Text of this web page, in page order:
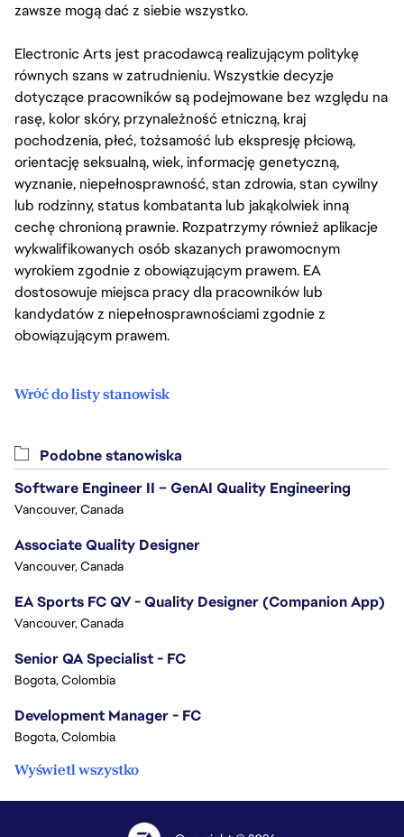
zawsze mogą dać z siebie wszystko.
Electronic Arts jest pracodawcą realizującym politykę
równych szans w zatrudnieniu. Wszystkie decyzje
dotyczące pracowników są podejmowane bez względu na
rasę, kolor skóry, przynależność etniczną, kraj
pochodzenia, płeć, tożsamość lub ekspresję płciową,
orientację seksualną, wiek, informację genetyczną,
wyznanie, niepełnosprawność, stan zdrowia, stan cywilny
lub rodzinny, status kombatanta lub jakąkolwiek inną
cechę chronioną prawnie. Rozpatrzymy również aplikacje
wykwalifikowanych osób skazanych prawomocnym
wyrokiem zgodnie z obowiązującym prawem. EA
dostosowuje miejsca pracy dla pracowników lub
kandydatów z niepełnosprawnościami zgodnie z
obowiązującym prawem.
Wróć do listy stanowisk
Podobne stanowiska
Software Engineer II – GenAI Quality Engineering
Vancouver, Canada
Associate Quality Designer
Vancouver, Canada
EA Sports FC QV - Quality Designer (Companion App)
Vancouver, Canada
Senior QA Specialist - FC
Bogota, Colombia
Development Manager - FC
Bogota, Colombia
Wyświetl wszystko